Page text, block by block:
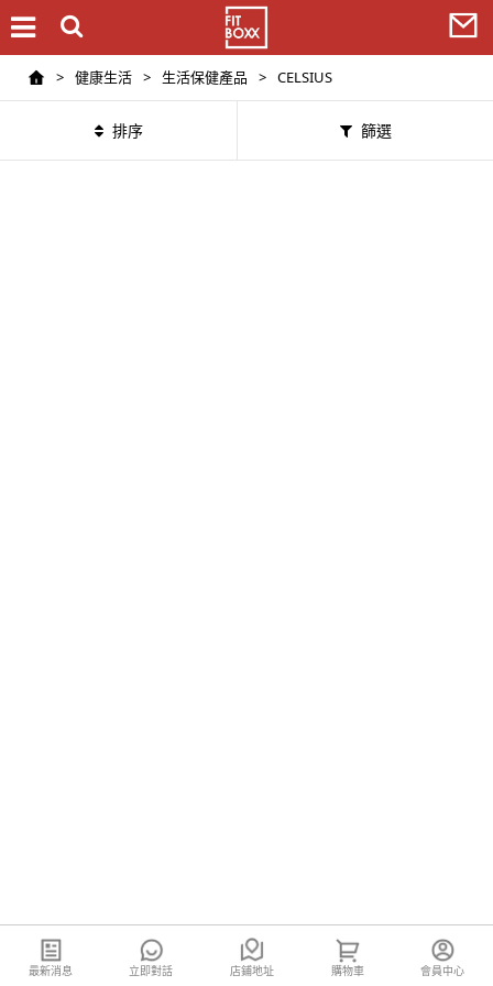
> 健康生活 > 生活保健產品 > CELSIUS
排序 篩選
最新消息 立即對話 店鋪地址 購物車 會員中心